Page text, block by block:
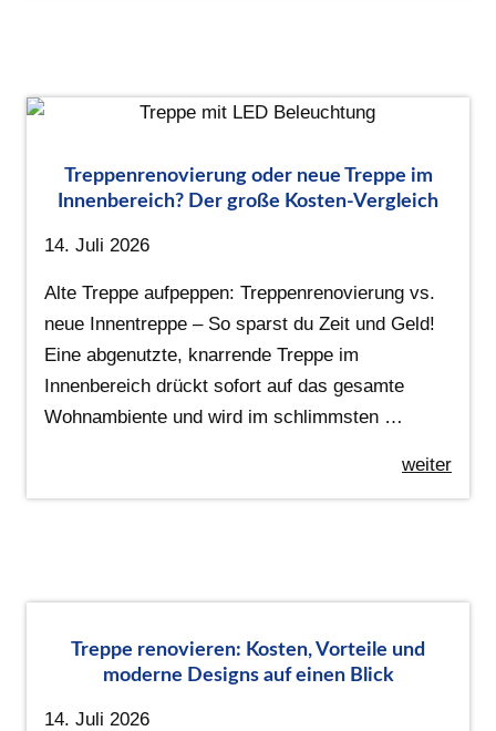
Treppenrenovierung oder neue Treppe im
Innenbereich? Der große Kosten-Vergleich
14. Juli 2026
Alte Treppe aufpeppen: Treppenrenovierung vs.
neue Innentreppe – So sparst du Zeit und Geld!
Eine abgenutzte, knarrende Treppe im
Innenbereich drückt sofort auf das gesamte
Wohnambiente und wird im schlimmsten …
weiter
Treppe renovieren: Kosten, Vorteile und
moderne Designs auf einen Blick
14. Juli 2026